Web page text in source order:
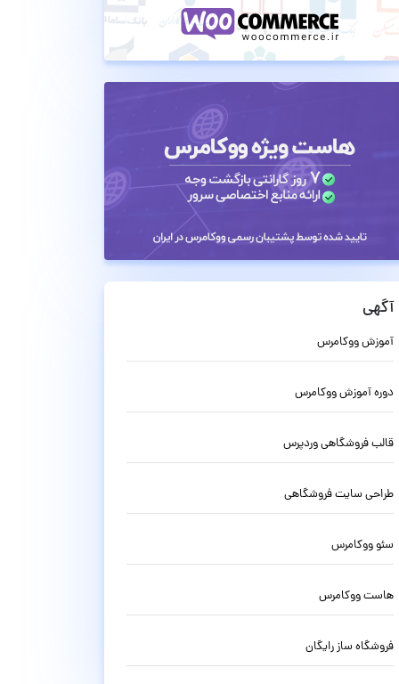
آگهی
آموزش ووکامرس
دوره آموزش ووکامرس
قالب فروشگاهی وردپرس
طراحی سایت فروشگاهی
سئو ووکامرس
هاست ووکامرس
فروشگاه ساز رایگان